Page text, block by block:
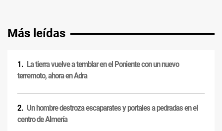
Más leídas
La tierra vuelve a temblar en el Poniente con un nuevo
terremoto, ahora en Adra
Un hombre destroza escaparates y portales a pedradas en el
centro de Almería